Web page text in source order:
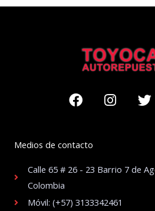
Facebook
Medios de contacto
Calle 65 # 26 - 23 Barrio 7 de
Colombia
Móvil: (+57) 3133342461